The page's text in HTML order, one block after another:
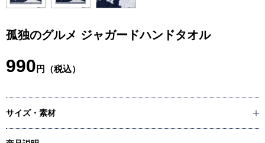
孤独のグルメ ジャガードハンドタオル
990 円（税込）
サイズ・素材